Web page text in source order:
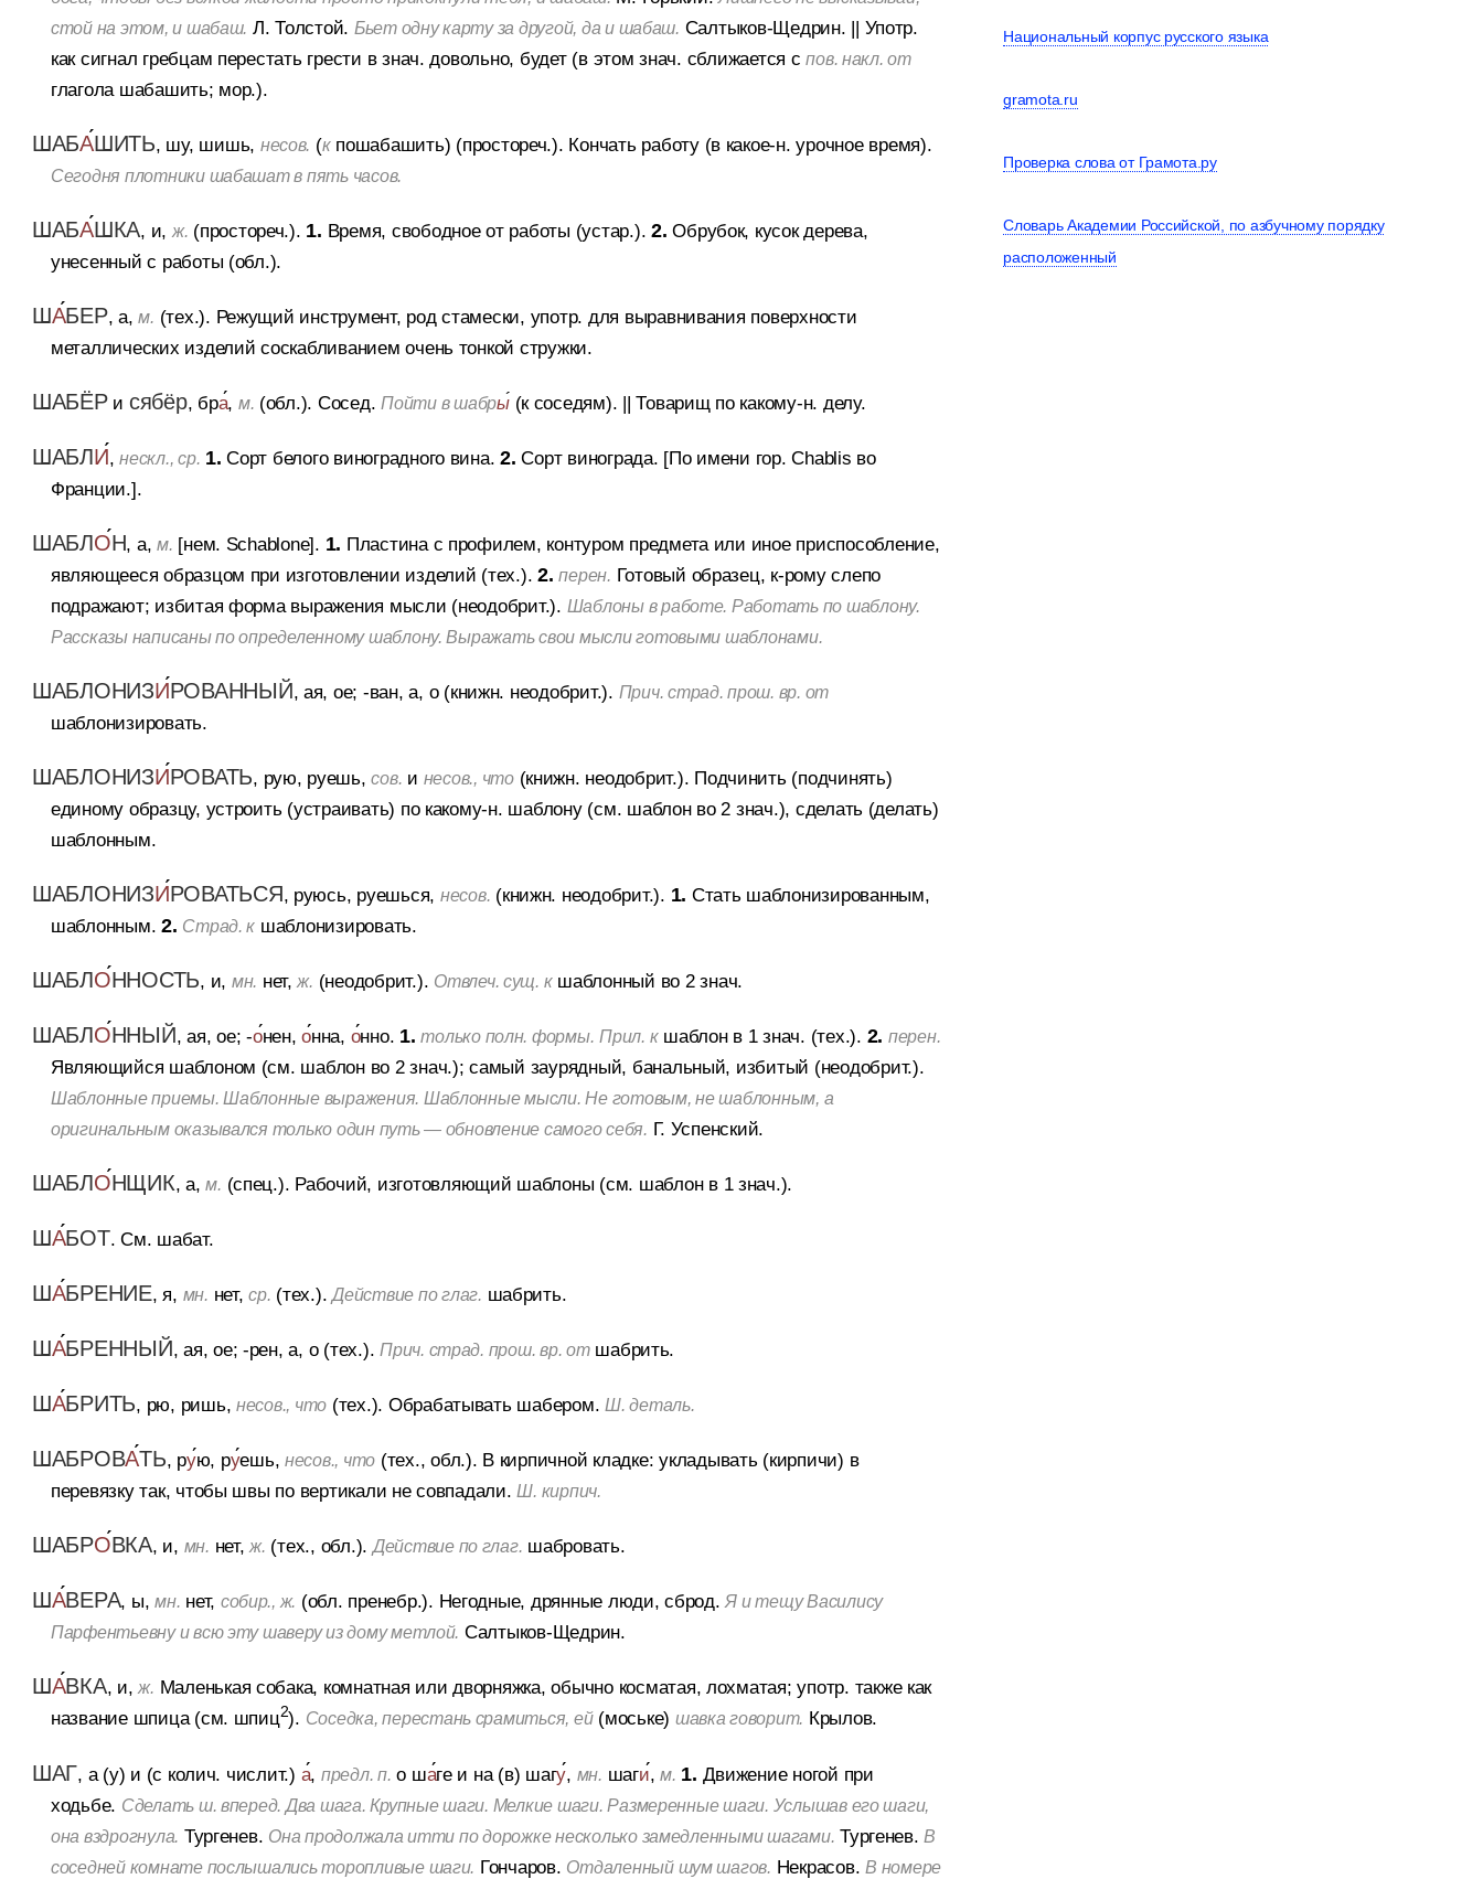
стой на этом, и шабаш. Л. Толстой. Бьет одну карту за другой, да и шабаш. Салтыков-Щедрин. || Употр.
как сигнал гребцам перестать грести в знач. довольно, будет (в этом знач. сближается спов. накл. от
глагола шабашить; мор.).
ШАБАШИТЬ, шу, шишь, несов. (кпошабашить) (простореч.). Кончать работу (в какое-н. урочное время).
Сегодня плотники шабашат в пять часов.
ШАБАШКА, и, ж. (простореч.). 1. Время, свободное от работы (устар.). 2. Обрубок, кусок дерева,
унесенный с работы (обл.).
ШАБЕР, а,м. (тех.). Режущий инструмент, род стамески, употр. для выравнивания поверхности
металлических изделий соскабливанием очень тонкой стружки.
ШАБЁРи сябёр, бра, м. (обл.). Сосед. Пойти в шабры(к соседям). ||Товарищ по какому-н. делу.
ШАБЛИ,нескл., ср. 1. Сорт белого виноградного вина. 2. Сорт винограда. [По имени гор. Chablis во
Франции.].
ШАБЛОН, а,м. [нем. Schablone]. 1. Пластина с профилем, контуром предмета или иное приспособление,
являющееся образцом при изготовлении изделий (тех.). 2. перен. Готовый образец, к-рому слепо
подражают; избитая форма выражения мысли (неодобрит.). Шаблоны в работе. Работать по шаблону.
Рассказы написаны по определенному шаблону. Выражать свои мысли готовыми шаблонами.
ШАБЛОНИЗИРОВАННЫЙ, ая, ое; -ван, а, о (книжн. неодобрит.). Прич. страд. прош. вр. от
шаблонизировать.
ШАБЛОНИЗИРОВАТЬ, рую, руешь,сов. и несов., что(книжн. неодобрит.). Подчинить (подчинять)
единому образцу, устроить (устраивать) по какому-н. шаблону (см. шаблон во 2 знач.), сделать (делать)
шаблонным.
ШАБЛОНИЗИРОВАТЬСЯ, руюсь, руешься, несов. (книжн. неодобрит.). 1. Стать шаблонизированным,
шаблонным. 2. Страд. к шаблонизировать.
ШАБЛОННОСТЬ, и, мн. нет,ж. (неодобрит.). Отвлеч. сущ. кшаблонный во 2 знач.
ШАБЛОННЫЙ, ая, ое; -онен,онна, онно. 1. только полн. формы. Прил. кшаблон в 1 знач. (тех.). 2. перен.
Являющийся шаблоном (см. шаблон во 2 знач.); самый заурядный, банальный, избитый (неодобрит.).
Шаблонные приемы. Шаблонные выражения. Шаблонные мысли. Не готовым, не шаблонным, а
оригинальным оказывался только один путь — обновление самого себя. Г. Успенский.
ШАБЛОНЩИК, а,м. (спец.). Рабочий, изготовляющий шаблоны (см. шаблон в 1 знач.).
ШАБОТ.См. шабат.
ШАБРЕНИЕ, я, мн. нет,ср. (тех.).Действие по глаг. шабрить.
ШАБРЕННЫЙ, ая, ое; -рен, а, о (тех.).Прич. страд. прош. вр. отшабрить.
ШАБРИТЬ, рю, ришь,несов., что (тех.). Обрабатывать шабером. Ш. деталь.
ШАБРОВАТЬ, рую, руешь,несов., что (тех., обл.). В кирпичной кладке: укладывать (кирпичи) в
перевязку так, чтобы швы по вертикали не совпадали. Ш. кирпич.
ШАБРОВКА, и, мн. нет,ж. (тех., обл.). Действие по глаг. шабровать.
ШАВЕРА, ы,мн. нет, собир., ж. (обл. пренебр.). Негодные, дрянные люди, сброд. Я и тещу Василису
Парфентьевну и всю эту шаверу из дому метлой. Салтыков-Щедрин.
ШАВКА, и,ж. Маленькая собака, комнатная или дворняжка, обычно косматая, лохматая; употр. также как
название шпица (см. шпиц2). Соседка, перестань срамиться, ей(моське) шавка говорит. Крылов.
ШАГ, а (у) и (с колич. числит.) а, предл. п. о шаге и на (в) шагу, мн. шаги,м. 1. Движение ногой при
ходьбе. Сделать ш. вперед. Два шага. Крупные шаги. Мелкие шаги. Размеренные шаги. Услышав его шаги,
она вздрогнула. Тургенев. Она продолжала итти по дорожке несколько замедленными шагами. Тургенев.В
соседней комнате послышались торопливые шаги. Гончаров. Отдаленный шум шагов. Некрасов.В номере
Национальный корпус русского языка
gramota.ru
Проверка слова от Грамота.ру
Словарь Академии Российской, по азбучному порядку
расположенный